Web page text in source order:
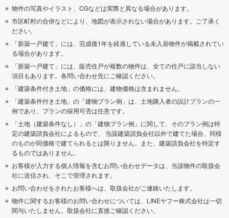
物件の写真やイラスト、CGなどは実際と異なる場合があります。
市区町村の合併などにより、地図が表示されない場合があります。ご了承く
ださい。
「新築一戸建て」には、完成後1年を経過している未入居物件が掲載されてい
る場合があります。
「新築一戸建て」には、販売住戸が複数の物件は、全ての住戸に該当しない
項目もあります。各問い合わせ先にご確認ください。
「建築条件付き土地」の価格には、建物価格は含まれません。
「建築条件付き土地」の「建物プラン例」は、土地購入者の設計プランの一
例であり、プランの採用可否は任意です。
「土地（建築条件なし）」の「建物プラン例」に関して、そのプラン例は特
定の建築請負会社によるもので、 当該建築請負会社以外で建てた場合、同様
のものが同価格で建てられるとは限りません。また、建築請負会社を特定す
るものではありません。
お客様が入力する個人情報を含むお問い合わせデータは、当該物件の取扱会
社に送信され、そこで管理されます。
お問い合わせをされたお客様へは、取扱会社がご連絡いたします。
物件に関するお客様のお問い合わせについては、LINEヤフー株式会社は一切
関与いたしません。取扱会社に直接ご確認ください。